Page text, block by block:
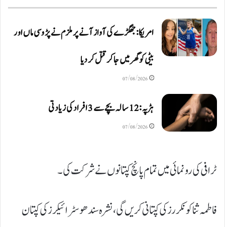
امریکا: جھگڑے کی آواز آنے پر ملزم نے پڑوسی ماں اور
بیٹی کو گھر میں جا کر قتل کر دیا
07/08/2026
ہڑپہ: 12 سالہ بچے سے 3 افراد کی زیادتی
07/08/2026
ٹرافی کی رونمائی میں تمام پانچ کپتانوں نے شرکت کی۔
فاطمہ ثنا کونکررز کی کپتانی کریں گی، نشرہ سندھو سٹرائیکرز کی کپتان